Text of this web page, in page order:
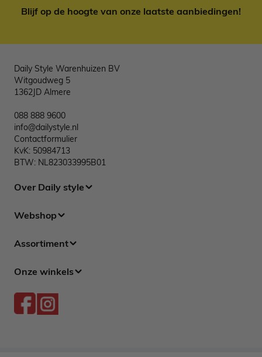
Blijf op de hoogte van onze laatste aanbiedingen!
Daily Style Warenhuizen BV
Witgoudweg 5
1362JD Almere
088 888 9600
info@dailystyle.nl
Contactformulier
KvK: 50984713
BTW: NL823033995B01
Over Daily style
Webshop
Assortiment
Onze winkels